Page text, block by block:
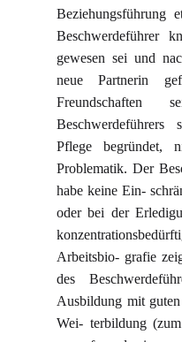
Beziehungsführung
Beschwerdeführer
gewesen sei und
neue Partnerin
Beschwerdeführers
Pflege begründet,
Problematik. Der
habe keine Ein-
oder bei der
Arbeitsbio- grafie
des
Ausbildung mit
Wei- terbildung